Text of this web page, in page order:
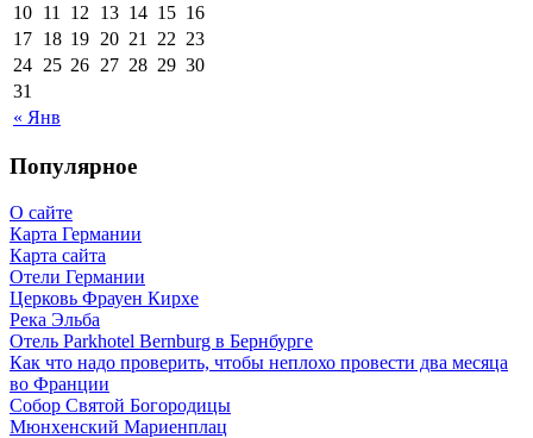
« Янв
10 11 12 13 14 15 16
17 18 19 20 21 22 23
24 25 26 27 28 29 30
31
Популярное
О сайте
Карта Германии
Карта сайта
Отели Германии
Церковь Фрауен Кирхе
Река Эльба
Отель Parkhotel Bernburg в Бернбурге
Как что надо проверить, чтобы неплохо провести два месяца
во Франции
Собор Святой Богородицы
Мюнхенский Мариенплац